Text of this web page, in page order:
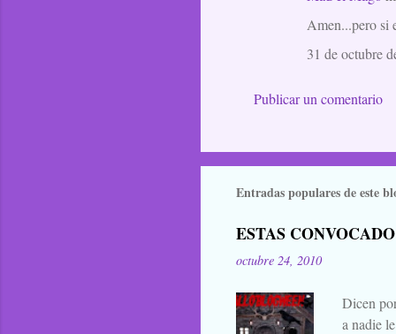
Amen...pero si
31 de octubre
Publicar un comentario
Entradas populares de este
ESTAS
octubre 24, 2010
Dicen
a nadie